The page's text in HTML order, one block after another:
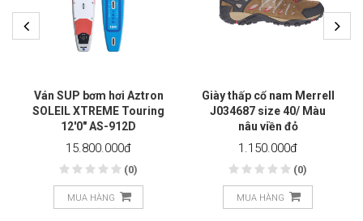
Ván SUP bơm hơi Aztron
SOLEIL XTREME Touring
12'0" AS-912D
15.800.000đ
(0)
MUA HÀNG
Giày thấp cổ nam Merrell
J034687 size 40/ Màu
nâu viền đỏ
1.150.000đ
(0)
MUA HÀNG